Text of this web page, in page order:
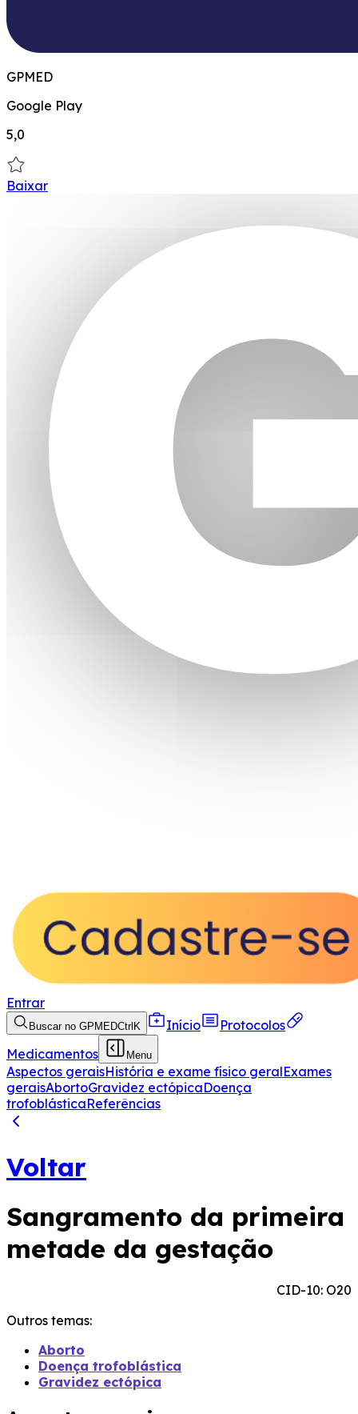
GPMED
Google Play
5,0
Baixar
Entrar
Buscar no GPMEDCtrl K Início
Protocolos
Medicamentos
Menu
Aspectos geraisHistória e exame físico geralExames
geraisAbortoGravidez ectópicaDoença
trofoblásticaReferências
Voltar
Sangramento da primeira
metade da gestação
CID-10: O20
Outros temas:
Aborto
Doença trofoblástica
Gravidez ectópica